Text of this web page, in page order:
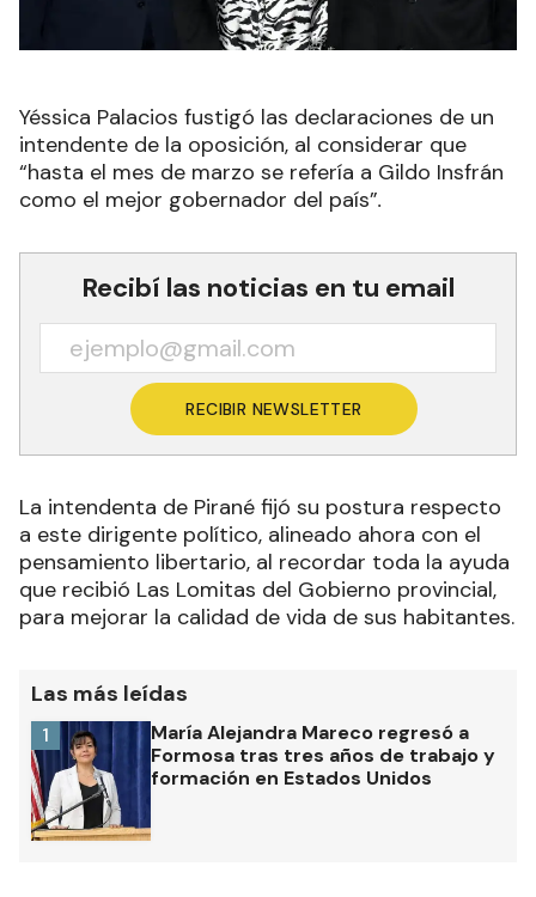
Yéssica Palacios fustigó las declaraciones de un
intendente de la oposición, al considerar que
“hasta el mes de marzo se refería a Gildo Insfrán
como el mejor gobernador del país”.
Recibí las noticias en tu email
RECIBIR NEWSLETTER
La intendenta de Pirané fijó su postura respecto
a este dirigente político, alineado ahora con el
pensamiento libertario, al recordar toda la ayuda
que recibió Las Lomitas del Gobierno provincial,
para mejorar la calidad de vida de sus habitantes.
Las más leídas
María Alejandra Mareco regresó a
Formosa tras tres años de trabajo y
formación en Estados Unidos
1